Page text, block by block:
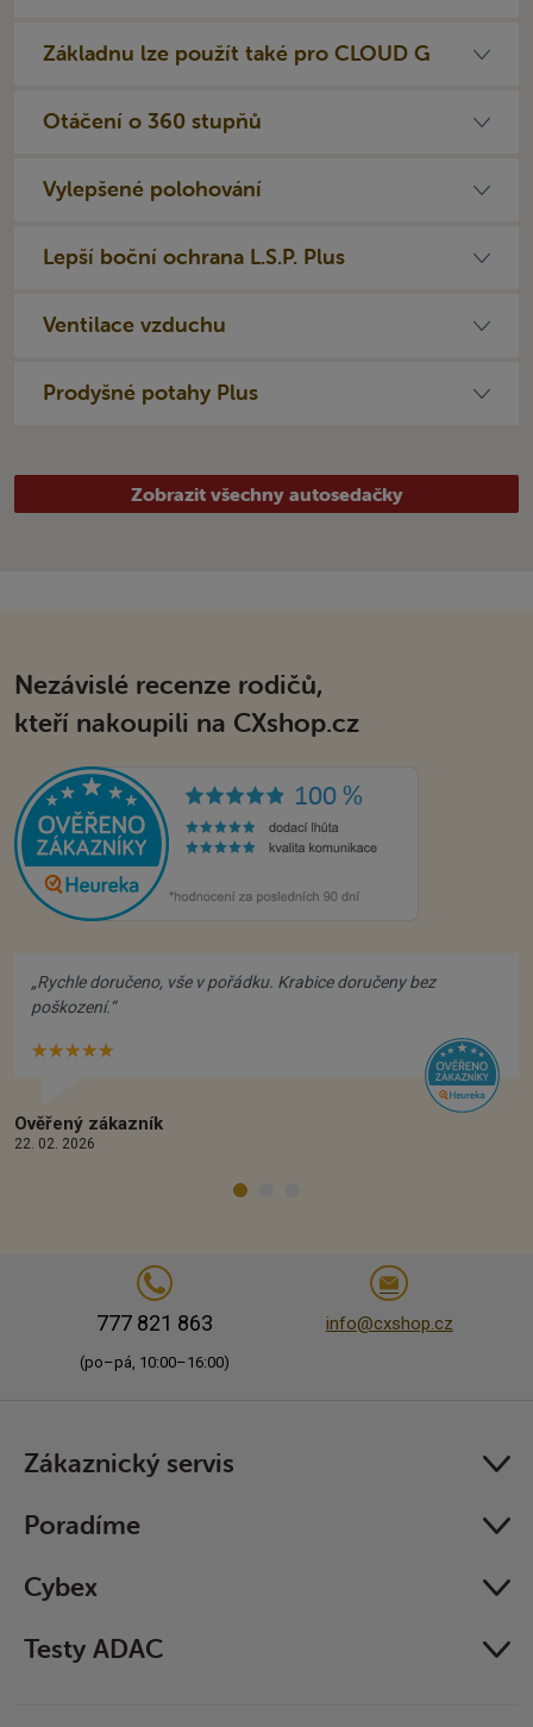
Základnu lze použít také pro CLOUD G
Otáčení o 360 stupňů
Vylepšené polohování
Lepší boční ochrana L.S.P. Plus
Ventilace vzduchu
Prodyšné potahy Plus
Zobrazit všechny autosedačky
Nezávislé recenze rodičů,
kteří nakoupili na CXshop.cz
„Rychle doručeno, vše v pořádku. Krabice doručeny bez
poškození.“
★★★★★
Ověřený zákazník
22. 02. 2026
777 821 863
(po–pá, 10:00–16:00)
info@cxshop.cz
Zákaznický servis
Poradíme
Cybex
Testy ADAC